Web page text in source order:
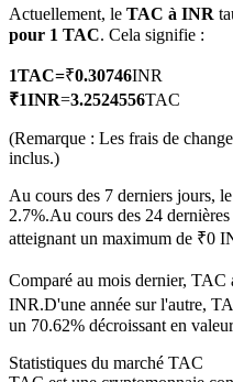
TradFi
Produits dérivés sur
premières
Futures USDC
Futures utilisant l'USDC
Actuellement, le TAC à INR
pour 1 TAC. Cela signifie :
1TAC=₹0.30746INR
₹1INR=3.2524556TAC
(Remarque : Les frais de
inclus.)
Au cours des 7 derniers jours,
2.7%.Au cours des 24
atteignant un maximum de ₹0
Comparé au mois dernier, TAC
INR.D'une année sur l'autre,
un 70.62% décroissant en
Statistiques du marché TAC